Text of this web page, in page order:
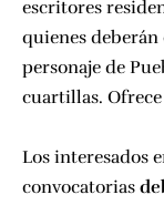
escritores
quienes
personaje de
cuartillas.
Los interesados
convocatorias